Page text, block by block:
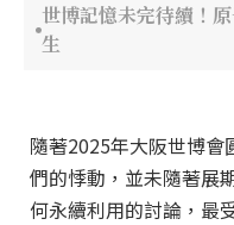
世博記憶未完待續！
生
隨著2025年大阪世博會
們的悸動，並未隨著展
何永續利用的討論，最